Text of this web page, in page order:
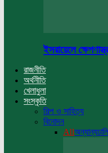
ইসরায়েলে
রাজনীতি
অর্থনীতি
খেলাধুলা
সংস্কৃতি
শিল্প ও সাহিত্য
বিনোদন
Allঅন্যান্য